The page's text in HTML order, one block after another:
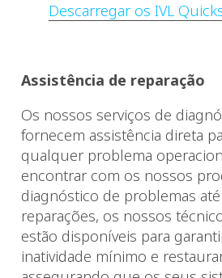
Descarregar os IVL
Assistência de reparação
Os nossos serviços de
fornecem assistência direta
qualquer problema
encontrar com os nossos
diagnóstico de problemas
reparações, os nossos
estão disponíveis para
inatividade mínimo e